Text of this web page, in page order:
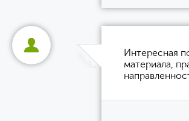
Интересная
материала,